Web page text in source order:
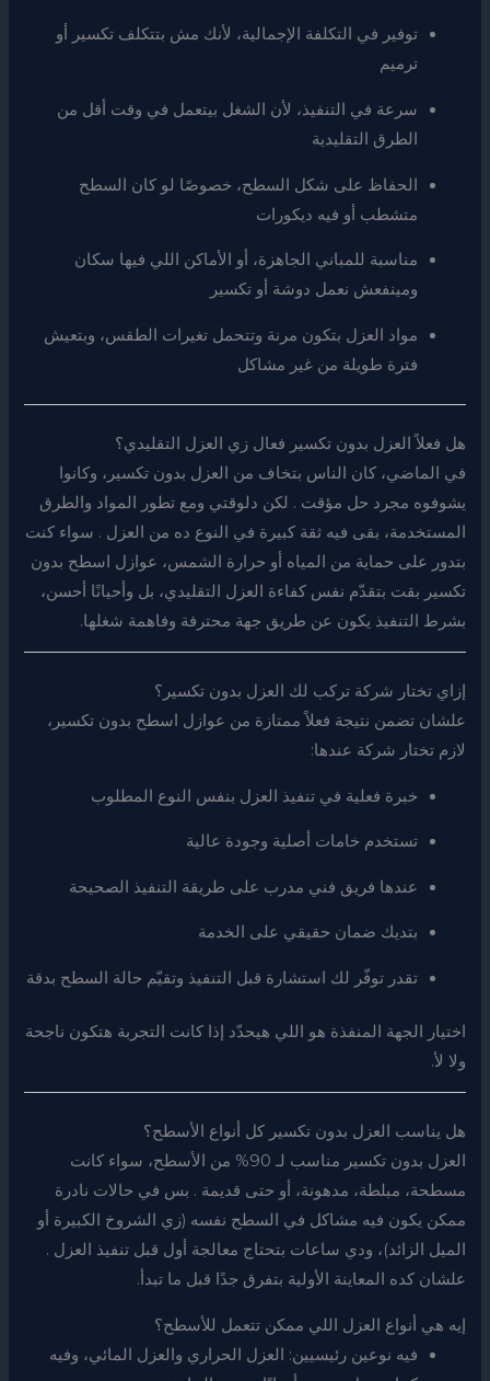
توفير في التكلفة الإجمالية، لأنك مش بتتكلف تكسير أو
ترميم
سرعة في التنفيذ، لأن الشغل بيتعمل في وقت أقل من
الطرق التقليدية
الحفاظ على شكل السطح، خصوصًا لو كان السطح
متشطب أو فيه ديكورات
مناسبة للمباني الجاهزة، أو الأماكن اللي فيها سكان
ومينفعش نعمل دوشة أو تكسير
مواد العزل بتكون مرنة وتتحمل تغيرات الطقس، وبتعيش
فترة طويلة من غير مشاكل
هل فعلاً العزل بدون تكسير فعال زي العزل التقليدي؟
في الماضي، كان الناس بتخاف من العزل بدون تكسير، وكانوا
يشوفوه مجرد حل مؤقت . لكن دلوقتي ومع تطور المواد والطرق
المستخدمة، بقى فيه ثقة كبيرة في النوع ده من العزل . سواء كنت
بتدور على حماية من المياه أو حرارة الشمس، عوازل اسطح بدون
تكسير بقت بتقدّم نفس كفاءة العزل التقليدي، بل وأحيانًا أحسن،
بشرط التنفيذ يكون عن طريق جهة محترفة وفاهمة شغلها.
إزاي تختار شركة تركب لك العزل بدون تكسير؟
علشان تضمن نتيجة فعلاً ممتازة من عوازل اسطح بدون تكسير،
لازم تختار شركة عندها:
خبرة فعلية في تنفيذ العزل بنفس النوع المطلوب
تستخدم خامات أصلية وجودة عالية
عندها فريق فني مدرب على طريقة التنفيذ الصحيحة
بتديك ضمان حقيقي على الخدمة
تقدر توفّر لك استشارة قبل التنفيذ وتقيّم حالة السطح بدقة
اختيار الجهة المنفذة هو اللي هيحدّد إذا كانت التجربة هتكون ناجحة
ولا لأ.
هل يناسب العزل بدون تكسير كل أنواع الأسطح؟
العزل بدون تكسير مناسب لـ 90% من الأسطح، سواء كانت
مسطحة، مبلطة، مدهونة، أو حتى قديمة . بس في حالات نادرة
ممكن يكون فيه مشاكل في السطح نفسه (زي الشروخ الكبيرة أو
الميل الزائد)، ودي ساعات بتحتاج معالجة أول قبل تنفيذ العزل .
علشان كده المعاينة الأولية بتفرق جدًا قبل ما تبدأ.
إيه هي أنواع العزل اللي ممكن تتعمل للأسطح؟
فيه نوعين رئيسيين: العزل الحراري والعزل المائي، وفيه